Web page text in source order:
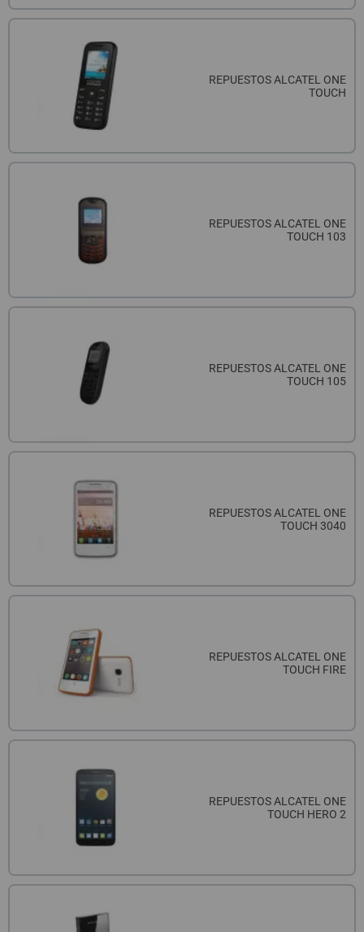
REPUESTOS ALCATEL ONE
TOUCH
REPUESTOS ALCATEL ONE
TOUCH 103
REPUESTOS ALCATEL ONE
TOUCH 105
REPUESTOS ALCATEL ONE
TOUCH 3040
REPUESTOS ALCATEL ONE
TOUCH FIRE
REPUESTOS ALCATEL ONE
TOUCH HERO 2